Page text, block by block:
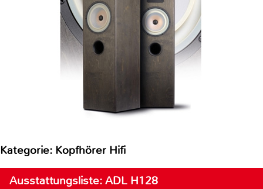
Kategorie: Kopfhörer Hifi
Ausstattungsliste: ADL H128